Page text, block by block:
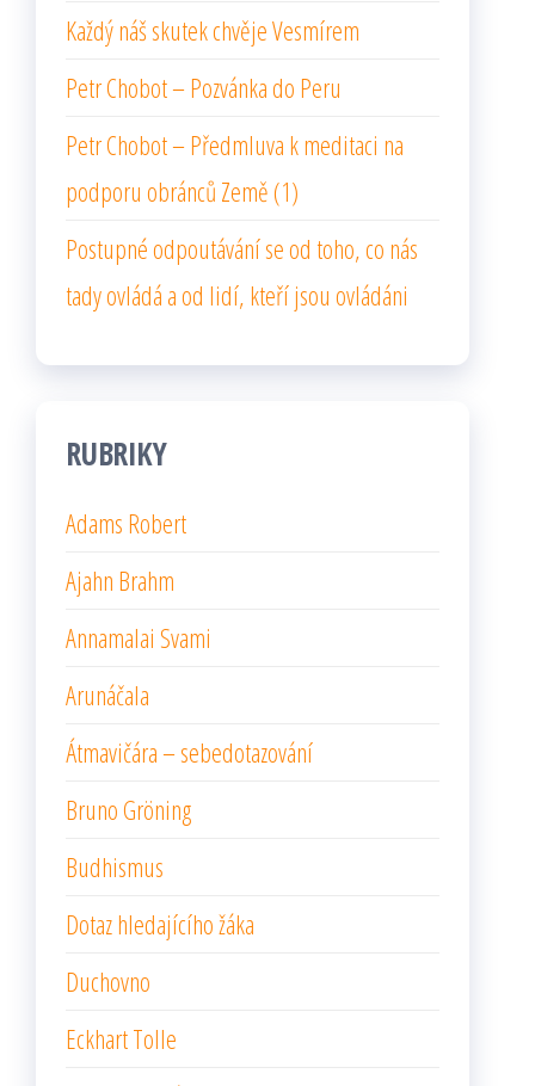
Každý náš skutek chvěje Vesmírem
Petr Chobot – Pozvánka do Peru
Petr Chobot – Předmluva k meditaci na
podporu obránců Země (1)
Postupné odpoutávání se od toho, co nás
tady ovládá a od lidí, kteří jsou ovládáni
RUBRIKY
Adams Robert
Ajahn Brahm
Annamalai Svami
Arunáčala
Átmavičára – sebedotazování
Bruno Gröning
Budhismus
Dotaz hledajícího žáka
Duchovno
Eckhart Tolle